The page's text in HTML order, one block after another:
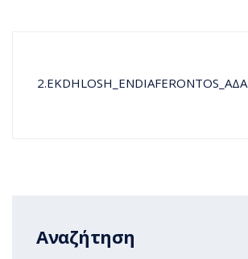
2.EKDHLOSH_ENDIAFERONTOS_ΑΔΑ
Αναζήτηση